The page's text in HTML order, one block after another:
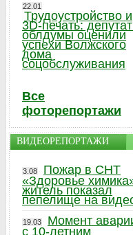
22.01
Трудоустройство и
3D-печать:
облдумы оценили
успехи Волжского
дома
соцобслуживания
Все
фоторепортажи
ВИДЕОРЕПОРТАЖИ
3.08
Пожар в СНТ
«Здоровье
житель показал
пепелище на
19.03
Момент
с 10-летним